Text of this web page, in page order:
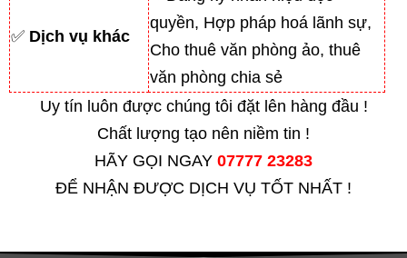
✅ Dịch vụ khác
quyền, Hợp pháp hoá lãnh sự,
Cho thuê văn phòng ảo, thuê
văn phòng chia sẻ
Uy tín luôn được chúng tôi đặt lên hàng đầu !
Chất lượng tạo nên niềm tin !
HÃY GỌI NGAY 07777 23283
ĐỂ NHẬN ĐƯỢC DỊCH VỤ TỐT NHẤT !